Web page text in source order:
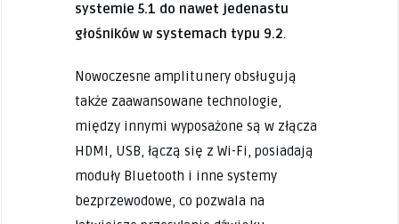
systemie 5.1 do nawet jedenastu
głośników w systemach typu 9.2.
Nowoczesne amplitunery obsługują
także zaawansowane technologie,
między innymi wyposażone są w złącza
HDMI, USB, łączą się z Wi-Fi, posiadają
moduły Bluetooth i inne systemy
bezprzewodowe, co pozwala na